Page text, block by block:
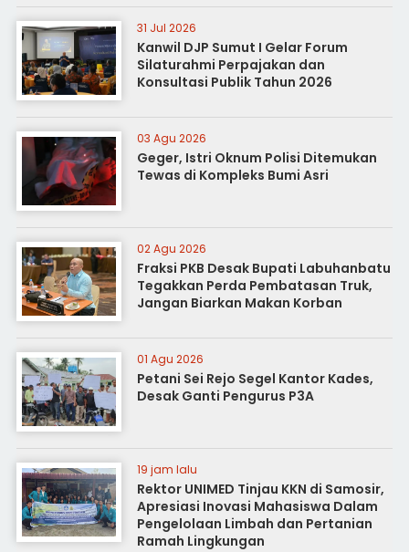
31 Jul 2026
Kanwil DJP Sumut I Gelar Forum
Silaturahmi Perpajakan dan
Konsultasi Publik Tahun 2026
03 Agu 2026
Geger, Istri Oknum Polisi Ditemukan
Tewas di Kompleks Bumi Asri
02 Agu 2026
Fraksi PKB Desak Bupati Labuhanbatu
Tegakkan Perda Pembatasan Truk,
Jangan Biarkan Makan Korban
01 Agu 2026
Petani Sei Rejo Segel Kantor Kades,
Desak Ganti Pengurus P3A
19 jam lalu
Rektor UNIMED Tinjau KKN di Samosir,
Apresiasi Inovasi Mahasiswa Dalam
Pengelolaan Limbah dan Pertanian
Ramah Lingkungan